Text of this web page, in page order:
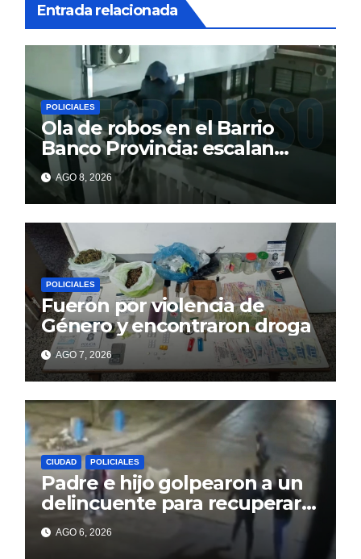
Entrada relacionada
POLICIALES
Ola de robos en el Barrio
Banco Provincia: escalan
paredes en la noche y nadie
responde
AGO 8, 2026
POLICIALES
Fueron por violencia de
Género y encontraron droga
AGO 7, 2026
CIUDAD POLICIALES
Padre e hijo golpearon a un
delincuente para recuperar
un celular robado en Berisso
AGO 6, 2026